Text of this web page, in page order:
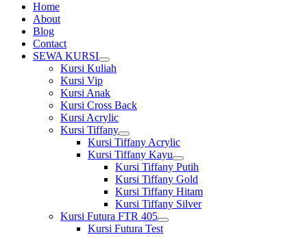
Home
About
Blog
Contact
SEWA KURSI
Show
sub
Kursi Kuliah
Kursi Vip
Kursi Anak
Kursi Cross Back
Kursi Acrylic
Kursi Tiffany
Show
sub
menu
Kursi Tiffany Acrylic
Kursi Tiffany Kayu
Show
sub
menu
Kursi Tiffany Putih
Kursi Tiffany Gold
Kursi Tiffany Hitam
Kursi Tiffany Silver
Kursi Futura FTR 405
Show
sub
Kursi Futura Test